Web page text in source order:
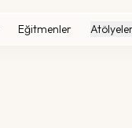
Eğitmenler